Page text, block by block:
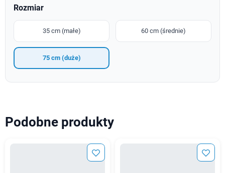
Rozmiar
35 cm (małe) 60 cm (średnie)
75 cm (duże)
Podobne produkty